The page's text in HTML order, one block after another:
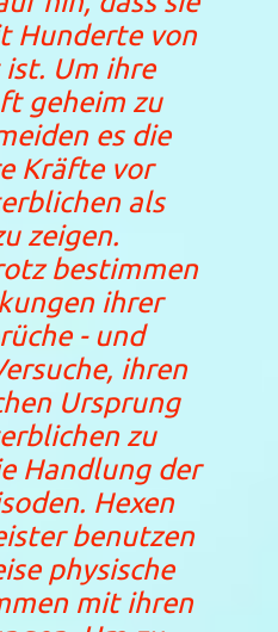
Hunderte von
Um ihre
geheim zu
es die
Kräfte vor
als
zeigen.
bestimmen
ihrer
- und
ihren
Ursprung
zu
Handlung der
Hexen
benutzen
physische
mit ihren